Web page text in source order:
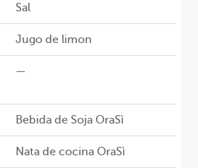
Sal
Jugo de limon
—
Bebida de Soja OraSì
Nata de cocina OraSì